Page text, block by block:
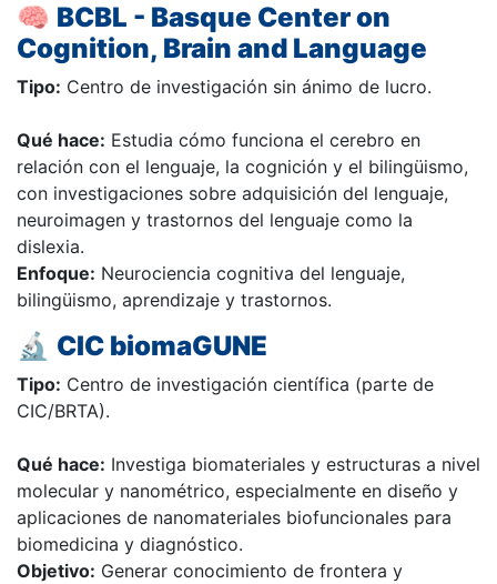
🧠 BCBL - Basque Center on
Cognition, Brain and Language
Tipo: Centro de investigación sin ánimo de lucro.
Qué hace: Estudia cómo funciona el cerebro en
relación con el lenguaje, la cognición y el bilingüismo,
con investigaciones sobre adquisición del lenguaje,
neuroimagen y trastornos del lenguaje como la
dislexia.
Enfoque: Neurociencia cognitiva del lenguaje,
bilingüismo, aprendizaje y trastornos.
🔬 CIC biomaGUNE
Tipo: Centro de investigación científica (parte de
CIC/BRTA).
Qué hace: Investiga biomateriales y estructuras a nivel
molecular y nanométrico, especialmente en diseño y
aplicaciones de nanomateriales biofuncionales para
biomedicina y diagnóstico.
Objetivo: Generar conocimiento de frontera y